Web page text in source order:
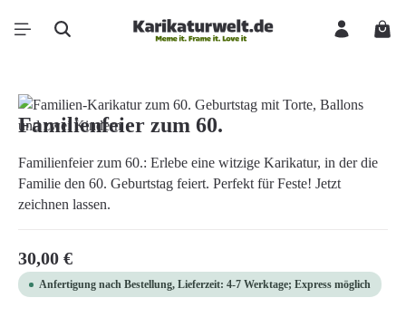
Zum Hauptinhalt springen
Bildergalerie überspringen
Familienfeier zum 60.
Familienfeier zum 60.: Erlebe eine witzige Karikatur, in der die
Familie den 60. Geburtstag feiert. Perfekt für Feste! Jetzt
zeichnen lassen.
Regulärer Preis:
30,00 €
Anfertigung nach Bestellung, Lieferzeit: 4-7 Werktage; Express möglich